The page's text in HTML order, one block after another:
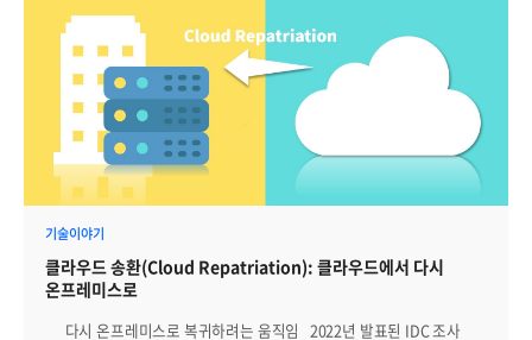
(CMDB) 엔진을 탑재했으며, 워크플로우를 쉽게 생성하고 수정할 수
있는 프로세스 및 폼 디자이너를 포함하고 있다. 강선근
브레인즈컴퍼니 대표는 “브레인즈컴퍼니는 Zenius ITSM v3.0을
소규모 기업, 스타트업, 공공시장 등 다양한 시장에 공격적으로 확대해
나갈 예정이며, 적은 초기 비용으로 도입이 가능하도록 SaaS(Software
as a Service, 서비스형 소프트웨어) 형태의 서비스 출시를 준비
중”이라고 밝혔다.
기술이야기
클라우드 송환(Cloud Repatriation): 클라우드에서 다시
온프레미스로